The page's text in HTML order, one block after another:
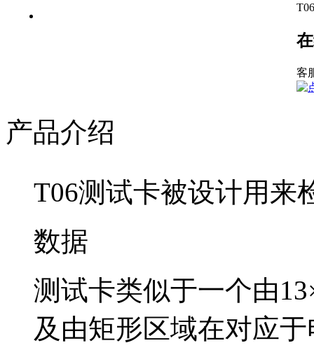
客
产品介绍
T06测试卡被设计用来
数据
测试卡类似于一个由
及由矩形区域在对应